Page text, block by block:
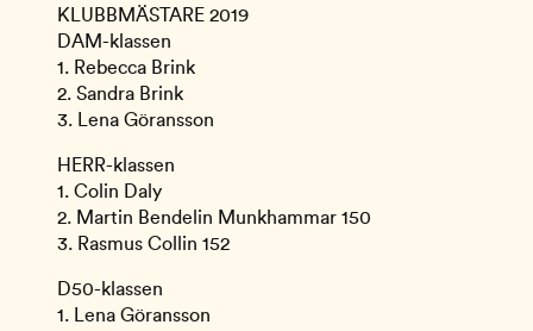
KLUBBMÄSTARE 2019
DAM-klassen
1. Rebecca Brink
2. Sandra Brink
3. Lena Göransson
HERR-klassen
1. Colin Daly
2. Martin Bendelin Munkhammar 150
3. Rasmus Collin 152
D50-klassen
1. Lena Göransson